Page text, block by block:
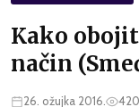
Kako
način
26. ožujka 2016.